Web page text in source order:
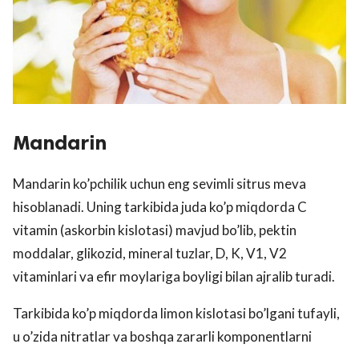
Mandarin
Mandarin ko’pchilik uchun eng sevimli sitrus meva
hisoblanadi. Uning tarkibida juda ko’p miqdorda C
vitamin (askorbin kislotasi) mavjud bo’lib, pektin
moddalar, glikozid, mineral tuzlar, D, K, V1, V2
vitaminlari va efir moylariga boyligi bilan ajralib turadi.
Tarkibida ko’p miqdorda limon kislotasi bo’lgani tufayli,
u o’zida nitratlar va boshqa zararli komponentlarni